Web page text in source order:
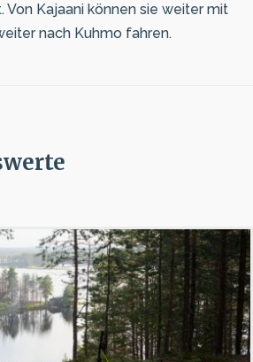
Von Kajaani können sie weiter mit
nach Kuhmo fahren.